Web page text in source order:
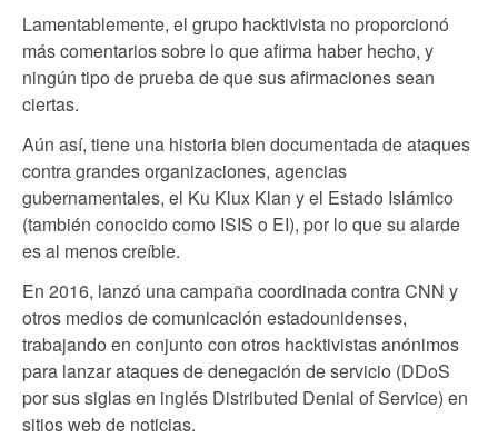
Lamentablemente, el grupo hacktivista no proporcionó
más comentarios sobre lo que afirma haber hecho, y
ningún tipo de prueba de que sus afirmaciones sean
ciertas.
Aún así, tiene una historia bien documentada de ataques
contra grandes organizaciones, agencias
gubernamentales, el Ku Klux Klan y el Estado Islámico
(también conocido como ISIS o EI), por lo que su alarde
es al menos creíble.
En 2016, lanzó una campaña coordinada contra CNN y
otros medios de comunicación estadounidenses,
trabajando en conjunto con otros hacktivistas anónimos
para lanzar ataques de denegación de servicio (DDoS
por sus siglas en inglés Distributed Denial of Service) en
sitios web de noticias.